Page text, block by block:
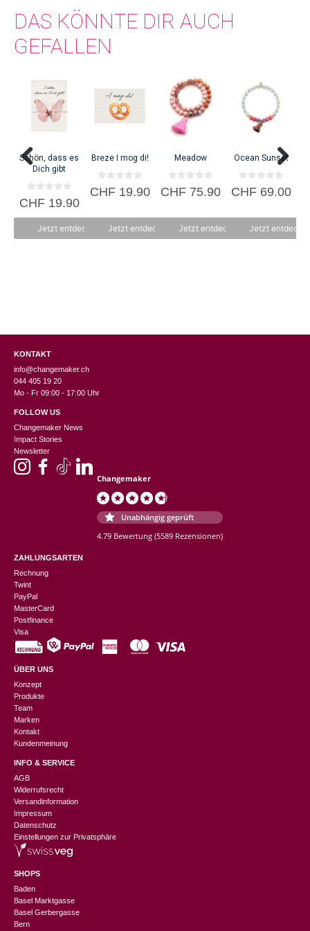
DAS KÖNNTE DIR AUCH
GEFALLEN
Schön, dass es
Dich gibt
0
v
CHF19.90
Jetzt entdecken
Breze I mog di!
0
v
CHF19.90
Jetzt entdecken
Meadow
0
v
CHF75.90
Jetzt entdecken
Ocean Sunset
0
v
CHF69.00
Jetzt
KONTAKT
info@changemaker.ch
044 405 19 20
Mo - Fr 09:00 - 17:00 Uhr
FOLLOW US
Changemaker News
Impact Stories
Newsletter
Changemaker
Unabhängig geprüft
4.79 Bewertung (5589 Rezensionen)
ZAHLUNGSARTEN
Rechnung
Twint
PayPal
MasterCard
Postfinance
Visa
ÜBER UNS
Konzept
Produkte
Team
Marken
Kontakt
Kundenmeinung
INFO & SERVICE
AGB
Widerrufsrecht
Versandinformation
Impressum
Datenschutz
Einstellungen zur Privatsphäre
SHOPS
Baden
Basel Marktgasse
Basel Gerbergasse
Bern